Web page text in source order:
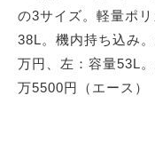
の3サイズ。軽量ポ
38L。機内持ち込み
万円、左：容量53L
万5500円（エース）